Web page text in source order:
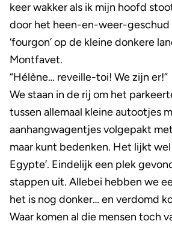
keer wakker als ik mijn hoofd
door het heen-en-weer-geschud
‘fourgon’ op de kleine donkere
Montfavet.
“Hélène… reveille-toi! We zijn er!”
We staan in de rij om het
tussen allemaal kleine autootjes
aanhangwagentjes volgepakt
maar kunt bedenken. Het lijkt
Egypte’. Eindelijk een plek
stappen uit. Allebei hebben we
het is nog donker… en verdomd
Waar komen al die mensen toch